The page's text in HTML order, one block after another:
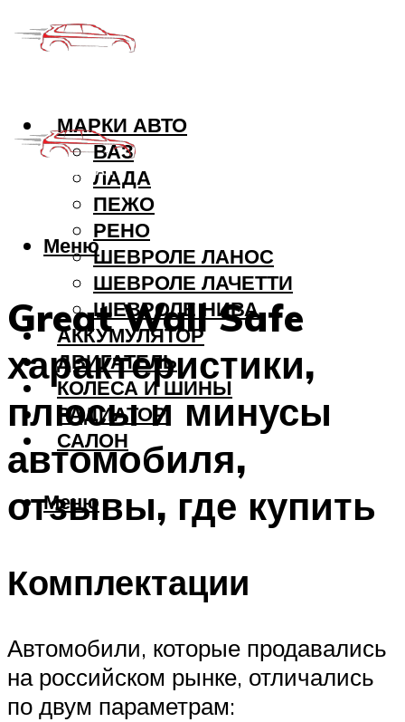
МАРКИ АВТО
ВАЗ
ЛАДА
ПЕЖО
РЕНО
ШЕВРОЛЕ ЛАНОС
ШЕВРОЛЕ ЛАЧЕТТИ
ШЕВРОЛЕ НИВА
АККУМУЛЯТОР
ДВИГАТЕЛЬ
КОЛЕСА И ШИНЫ
РАДИАТОР
САЛОН
Меню
Меню
Great Wall Safe
характеристики,
плюсы и минусы
автомобиля,
отзывы, где купить
Комплектации
Автомобили, которые продавались
на российском рынке, отличались
по двум параметрам: